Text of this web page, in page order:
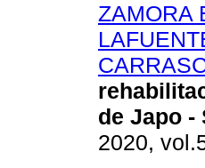
ZAMORA
de Japo -
2020,